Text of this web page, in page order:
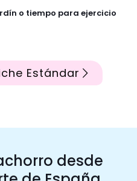
o tiempo para ejercicio
Estándar
desde